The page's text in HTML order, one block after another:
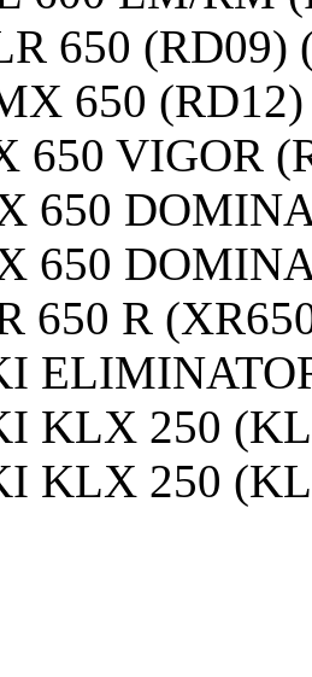
650 (RD09)
650 (RD12)
650 VIGOR
650
650
650 R
KLX 250
KLX 250